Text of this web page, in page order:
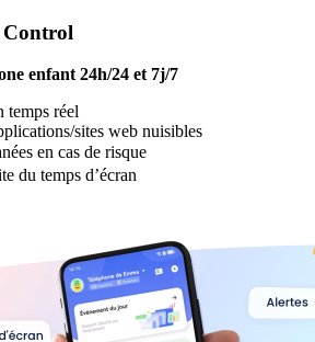
enfant 24h/24 et 7j/7
temps réel
sites web nuisibles
en cas de risque
du temps d’écran